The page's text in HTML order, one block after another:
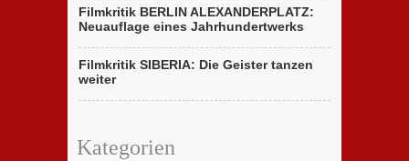
Filmkritik BERLIN ALEXANDERPLATZ:
Neuauflage eines Jahrhundertwerks
Filmkritik SIBERIA: Die Geister tanzen
weiter
Kategorien